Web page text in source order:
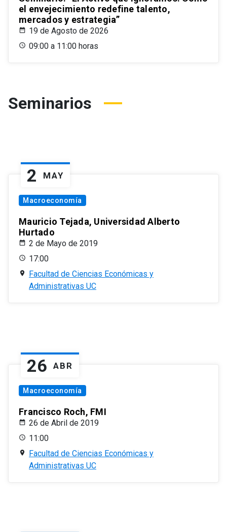
el envejecimiento redefine talento,
mercados y estrategia”
19 de Agosto de 2026
09:00 a 11:00 horas
Seminarios
2 MAY
Macroeconomía
Mauricio Tejada, Universidad Alberto
Hurtado
2 de Mayo de 2019
17:00
Facultad de Ciencias Económicas y
Administrativas UC
26 ABR
Macroeconomía
Francisco Roch, FMI
26 de Abril de 2019
11:00
Facultad de Ciencias Económicas y
Administrativas UC